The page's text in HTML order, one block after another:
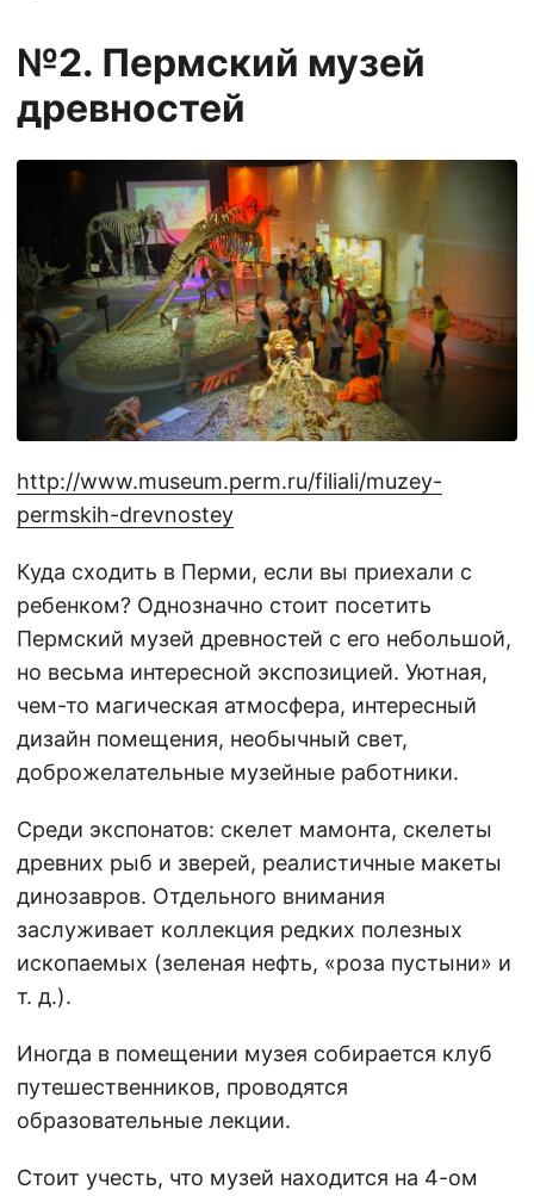
№2. Пермский музей
древностей
http://www.museum.perm.ru/filiali/muzey-
permskih-drevnostey
Куда сходить в Перми, если вы приехали с
ребенком? Однозначно стоит посетить
Пермский музей древностей с его небольшой,
но весьма интересной экспозицией. Уютная,
чем-то магическая атмосфера, интересный
дизайн помещения, необычный свет,
доброжелательные музейные работники.
Среди экспонатов: скелет мамонта, скелеты
древних рыб и зверей, реалистичные макеты
динозавров. Отдельного внимания
заслуживает коллекция редких полезных
ископаемых (зеленая нефть, «роза пустыни» и
т. д.).
Иногда в помещении музея собирается клуб
путешественников, проводятся
образовательные лекции.
Стоит учесть, что музей находится на 4-ом